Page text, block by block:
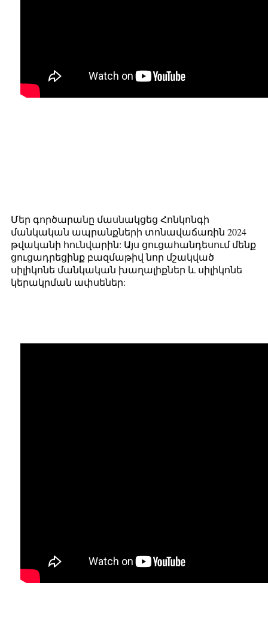
Մեր գործարանը մասնակցեց Հոնկոնգի
մանկական ապրանքների տոնավաճառին 2024
թվականի հունվարին: Այս ցուցահանդեսում մենք
ցուցադրեցինք բազմաթիվ նոր մշակված
սիլիկոնե մանկական խաղալիքներ և սիլիկոնե
կերակրման ափսեներ: